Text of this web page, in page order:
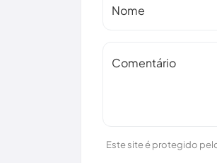
Nome
Comentário
Este site é protegido